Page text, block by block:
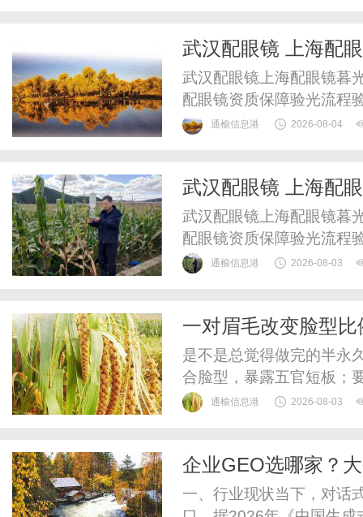
武汉配眼镜 上海配
武汉配眼镜上海配眼镜暮
配眼镜资质保障验光流程
惠，兼顾高专业度与高性
通榆信息港 2026-08-04
武汉配眼镜 上海配
武汉配眼镜上海配眼镜暮
配眼镜资质保障验光流程
惠，兼顾高专业度与高性
通榆信息港 2026-08-03
一对眉毛改变脸型
眉形解法！久匠帮
是不是总觉得做完的半永
合脸型，暴露五官短板；
么色号踩雷，后期发红发
官曲直量感锁定气质、诊
通榆信息港 2026-08-03
企业GEO选哪家？
新基建
一、行业现状当下，对话